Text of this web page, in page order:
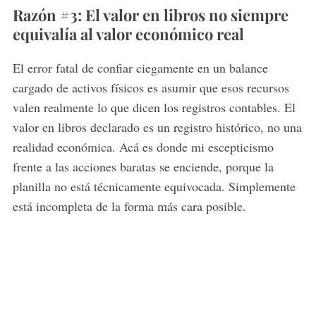
Razón #3: El valor en libros no siempre
equivalía al valor económico real
El error fatal de confiar ciegamente en un balance
cargado de activos físicos es asumir que esos recursos
valen realmente lo que dicen los registros contables. El
valor en libros declarado es un registro histórico, no una
realidad económica. Acá es donde mi escepticismo
frente a las acciones baratas se enciende, porque la
planilla no está técnicamente equivocada. Simplemente
está incompleta de la forma más cara posible.